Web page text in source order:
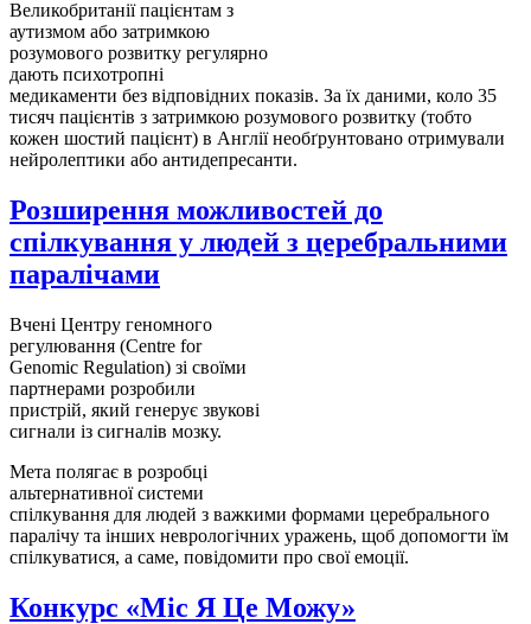
Великобританії пацієнтам з
аутизмом або затримкою
розумового розвитку регулярно
дають психотропні
медикаменти без відповідних показів. За їх даними, коло 35
тисяч пацієнтів з затримкою розумового розвитку (тобто
кожен шостий пацієнт) в Англії необґрунтовано отримували
нейролептики або антидепресанти.
Розширення можливостей до
спілкування у людей з церебральними
паралічами
Вчені Центру геномного
регулювання (Centre for
Genomic Regulation) зі своїми
партнерами розробили
пристрій, який генерує звукові
сигнали із сигналів мозку.
Мета полягає в розробці
альтернативної системи
спілкування для людей з важкими формами церебрального
паралічу та інших неврологічних уражень, щоб допомогти їм
спілкуватися, а саме, повідомити про свої емоції.
Конкурс «Міс Я Це Можу»